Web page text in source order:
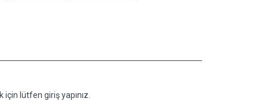
için lütfen giriş yapınız.